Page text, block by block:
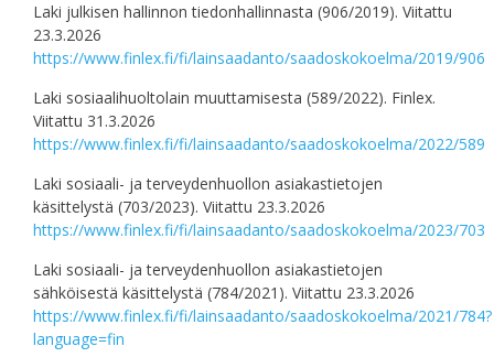
Laki julkisen hallinnon tiedonhallinnasta (906/2019). Viitattu
23.3.2026
https://www.finlex.fi/fi/lainsaadanto/saadoskokoelma/2019/906
Laki sosiaalihuoltolain muuttamisesta (589/2022). Finlex.
Viitattu 31.3.2026
https://www.finlex.fi/fi/lainsaadanto/saadoskokoelma/2022/589
Laki sosiaali- ja terveydenhuollon asiakastietojen
käsittelystä (703/2023). Viitattu 23.3.2026
https://www.finlex.fi/fi/lainsaadanto/saadoskokoelma/2023/703
Laki sosiaali- ja terveydenhuollon asiakastietojen
sähköisestä käsittelystä (784/2021). Viitattu 23.3.2026
https://www.finlex.fi/fi/lainsaadanto/saadoskokoelma/2021/784?
language=fin